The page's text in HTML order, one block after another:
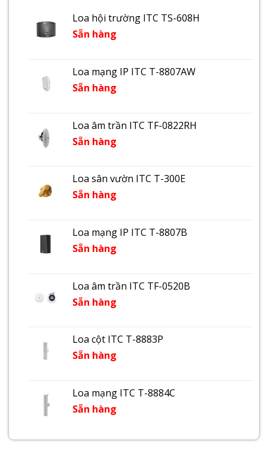
Loa hội trường ITC TS-608H
Sẵn hàng
Loa mạng IP ITC T-8807AW
Sẵn hàng
Loa âm trần ITC TF-0822RH
Sẵn hàng
Loa sân vườn ITC T-300E
Sẵn hàng
Loa mạng IP ITC T-8807B
Sẵn hàng
Loa âm trần ITC TF-0520B
Sẵn hàng
Loa cột ITC T-8883P
Sẵn hàng
Loa mạng ITC T-8884C
Sẵn hàng